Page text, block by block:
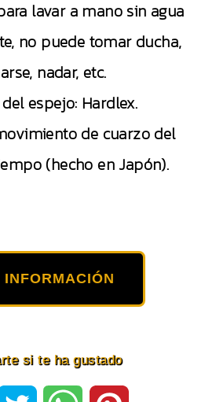
lavar a mano sin agua
no puede tomar ducha,
nadar, etc.
espejo: Hardlex.
de cuarzo del
(hecho en Japón).
INFORMACIÓN
si te ha gustado